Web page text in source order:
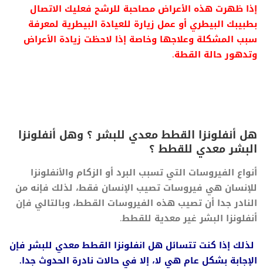
إذا ظهرت هذه الأعراض مصاحبة للرشح فعليك الاتصال
بطبيبك البيطري أو عمل زيارة للعيادة البيطرية لمعرفة
سبب المشكلة وعلاجها وخاصة إذا لاحظت زيادة الأعراض
وتدهور حالة القطة.
هل أنفلونزا القطط معدي للبشر ؟ وهل أنفلونزا
البشر معدي للقطط ؟
أنواع الفيروسات التي تسبب البرد أو الزكام والأنفلونزا
للإنسان هي فيروسات تصيب الإنسان فقط، لذلك فإنه من
النادر جدا أن تصيب هذه الفيروسات القطط، وبالتالي فإن
أنفلونزا البشر غير معدية للقطط.
لذلك إذا كنت تتسائل هل انفلونزا القطط معدي للبشر فإن
الإجابة بشكل عام هي لا، إلا في حالات نادرة الحدوث جدا.